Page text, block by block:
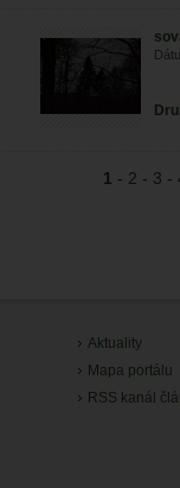
1 - 2 - 3 -
Aktuality
Mapa portálu
RSS kanál